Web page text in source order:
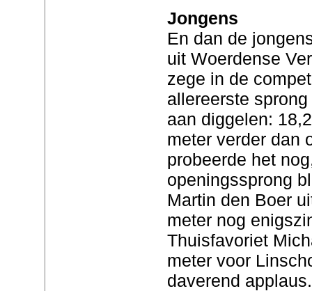
Jongens
En dan de
uit Woerdense
zege in de
allereerste
aan diggelen:
meter verder dan
probeerde het
openingssprong
Martin den Boer
meter nog
Thuisfavoriet
meter voor
daverend applaus.